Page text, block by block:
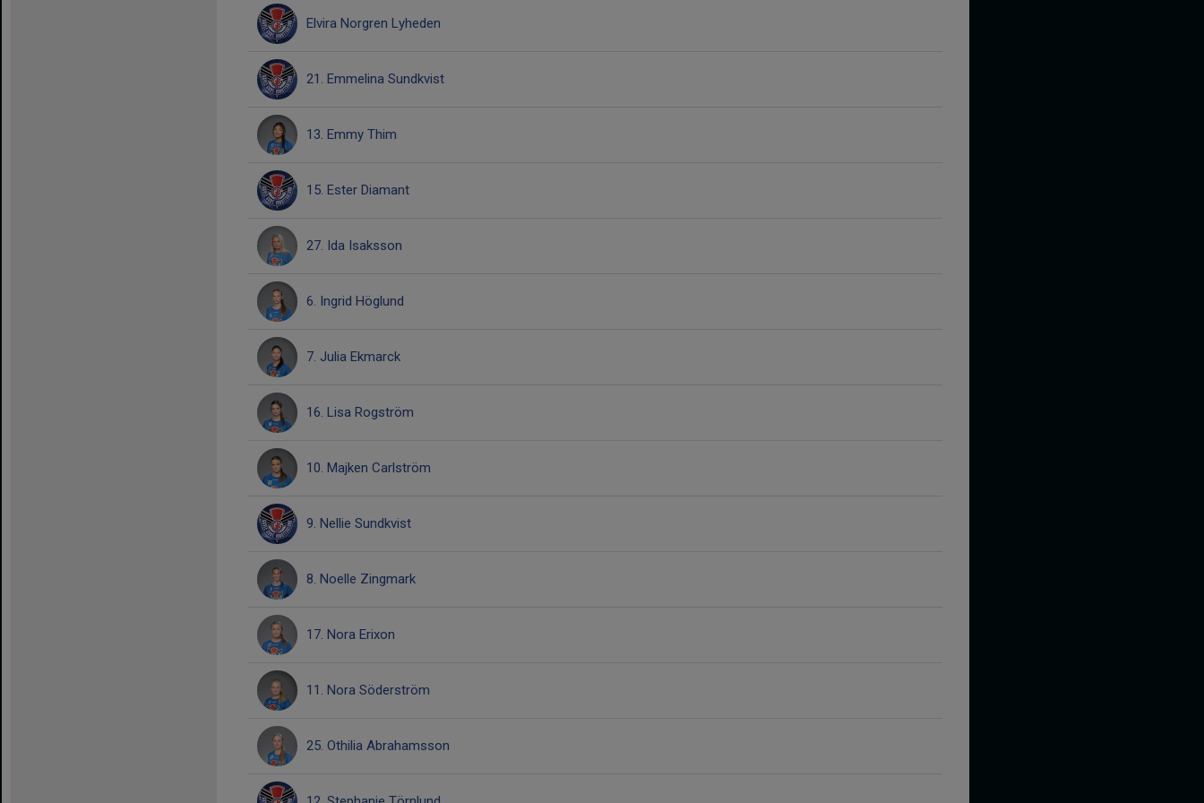
Elvira Norgren Lyheden
21. Emmelina Sundkvist
13. Emmy Thim
15. Ester Diamant
27. Ida Isaksson
6. Ingrid Höglund
7. Julia Ekmarck
16. Lisa Rogström
10. Majken Carlström
9. Nellie Sundkvist
8. Noelle Zingmark
17. Nora Erixon
11. Nora Söderström
25. Othilia Abrahamsson